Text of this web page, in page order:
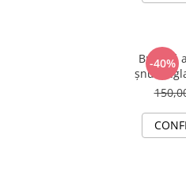
-40%
Brățară
șnur